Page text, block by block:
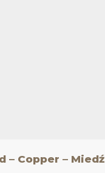
– Copper – Miedź